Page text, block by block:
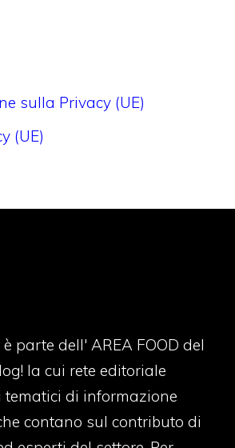
sulla Privacy (UE)
(UE)
parte dell' AREA FOOD del
la cui rete editoriale
tematici di informazione
contano sul contributo di